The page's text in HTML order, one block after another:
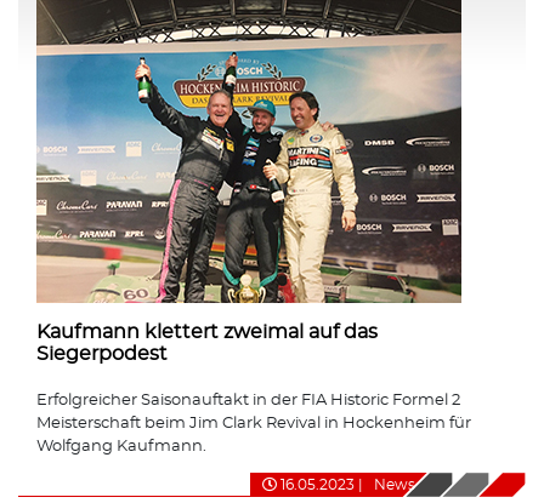
Kaufmann klettert zweimal auf das
Siegerpodest
Erfolgreicher Saisonauftakt in der FIA Historic Formel 2
Meisterschaft beim Jim Clark Revival in Hockenheim für
Wolfgang Kaufmann.
16.05.2023 News